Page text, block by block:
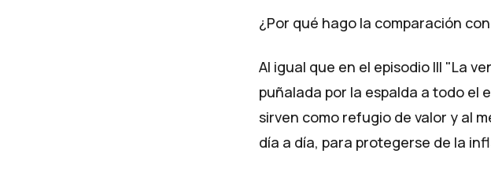
¿Por qué hago la comparación
Al igual que en el episodio III "La
puñalada por la espalda a todo el
sirven como refugio de valor y al
día a día, para protegerse de la